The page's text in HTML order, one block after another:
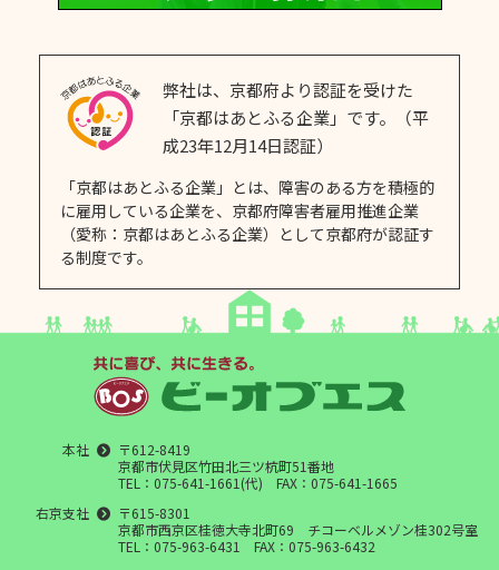
弊社は、京都府より認証を受けた
「京都はあとふる企業」です。（平
成23年12月14日認証）
「京都はあとふる企業」とは、障害のある方を積極的
に雇用している企業を、京都府障害者雇用推進企業
（愛称：京都はあとふる企業）として京都府が認証す
る制度です。
本社
〒612-8419
京都市伏見区竹田北三ツ杭町51番地
TEL：075-641-1661(代) FAX：075-641-1665
右京支社
〒615-8301
京都市西京区桂徳大寺北町69 チコーベルメゾン桂302号室
TEL：075-963-6431 FAX：075-963-6432